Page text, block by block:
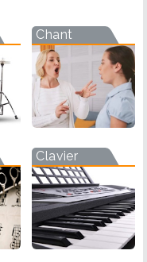
Chant
Clavier